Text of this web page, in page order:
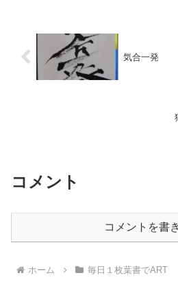
気合一発
コメント
コメントを書
ホーム 毎日１枚葉書でART